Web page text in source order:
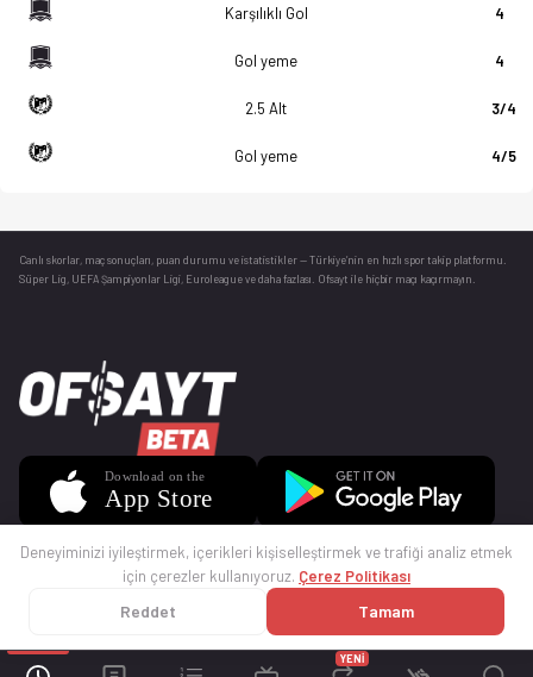
YENİ
Karşılıklı Gol 4
Gol yeme 4
2.5 Alt 3/4
Gol yeme 4/5
Canlı skorlar , maç sonuçları, puan durumu ve istatistikler — Türkiye’nin en hızlı spor takip platformu.
Süper Lig, UEFA Şampiyonlar Ligi, Euroleague ve daha fazlası. Ofsayt ile hiçbir maçı kaçırmayın.
© 2025 Ofsayt
Deneyiminizi iyileştirmek, içerikleri kişiselleştirmek ve trafiği analiz etmek
için çerezler kullanıyoruz. Çerez Politikası
Reddet Tamam